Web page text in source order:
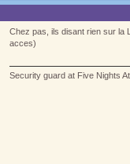
Chez pas, ils disant rien sur la
acces)
Security guard at Five Nights